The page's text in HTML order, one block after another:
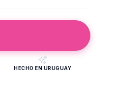
HECHO EN URUGUAY